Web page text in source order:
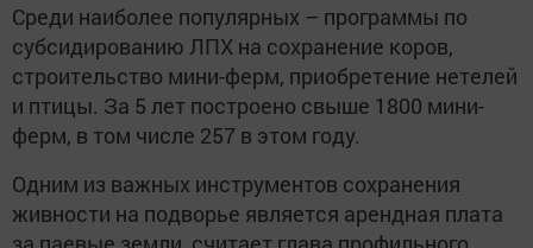
Среди наиболее популярных – программы по
субсидированию ЛПХ на сохранение коров,
строительство мини-ферм, приобретение нетелей
и птицы. За 5 лет построено свыше 1800 мини-
ферм, в том числе 257 в этом году.
Одним из важных инструментов сохранения
живности на подворье является арендная плата